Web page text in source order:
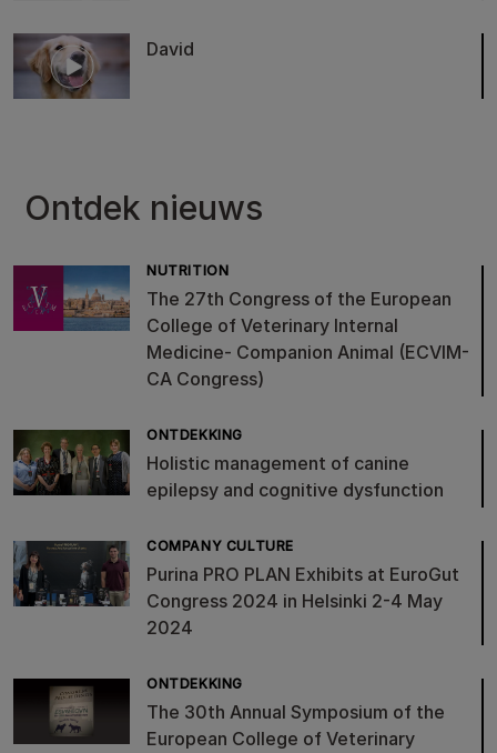
David
Ontdek nieuws
NUTRITION
The 27th Congress of the European
College of Veterinary Internal
Medicine- Companion Animal (ECVIM-
CA Congress)
ONTDEKKING
Holistic management of canine
epilepsy and cognitive dysfunction
COMPANY CULTURE
Purina PRO PLAN Exhibits at EuroGut
Congress 2024 in Helsinki 2-4 May
2024
ONTDEKKING
The 30th Annual Symposium of the
European College of Veterinary